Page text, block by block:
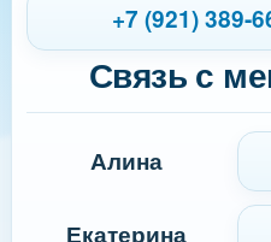
+7 (921) 389-
Связь с
Алина
Екатерина